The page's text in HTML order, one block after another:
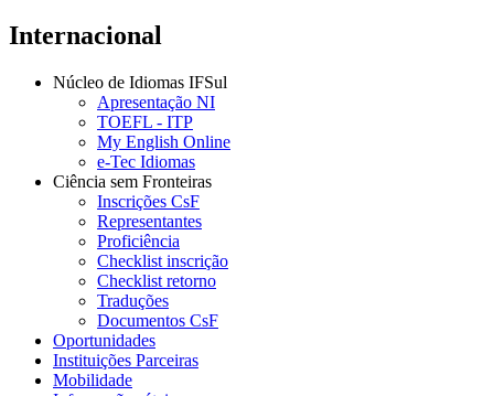
Internacional
Núcleo de Idiomas IFSul
Apresentação NI
TOEFL - ITP
My English Online
e-Tec Idiomas
Ciência sem Fronteiras
Inscrições CsF
Representantes
Proficiência
Checklist inscrição
Checklist retorno
Traduções
Documentos CsF
Oportunidades
Instituições Parceiras
Mobilidade